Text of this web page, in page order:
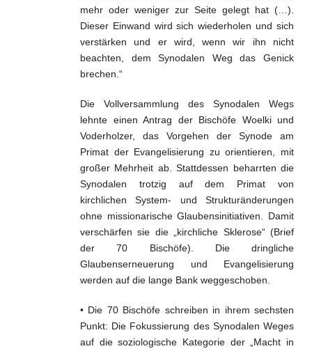
mehr oder weniger zur Seite gelegt hat (…).
Dieser Einwand wird sich wiederholen und sich
verstärken und er wird, wenn wir ihn nicht
beachten, dem Synodalen Weg das Genick
brechen.“
Die Vollversammlung des Synodalen Wegs
lehnte einen Antrag der Bischöfe Woelki und
Voderholzer, das Vorgehen der Synode am
Primat der Evangelisierung zu orientieren, mit
großer Mehrheit ab. Stattdessen beharrten die
Synodalen trotzig auf dem Primat von
kirchlichen System- und Strukturänderungen
ohne missionarische Glaubensinitiativen. Damit
verschärfen sie die „kirchliche Sklerose“ (Brief
der 70 Bischöfe). Die dringliche
Glaubenserneuerung und Evangelisierung
werden auf die lange Bank weggeschoben.
• Die 70 Bischöfe schreiben in ihrem sechsten
Punkt: Die Fokussierung des Synodalen Weges
auf die soziologische Kategorie der „Macht in